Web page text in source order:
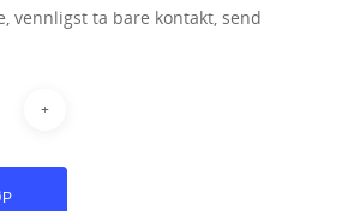
vennligst ta bare kontakt, send